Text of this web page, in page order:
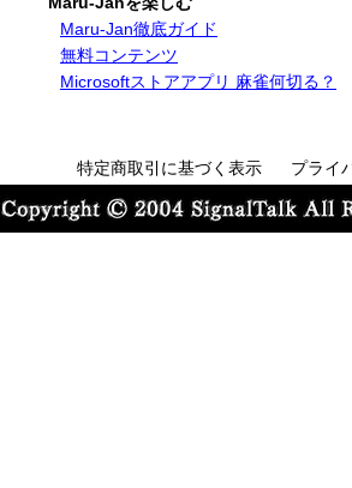
Maru-Jan徹底ガイド
無料コンテンツ
Microsoftストアアプリ 麻雀何切る？
特定商取引に基づく表示 プライ